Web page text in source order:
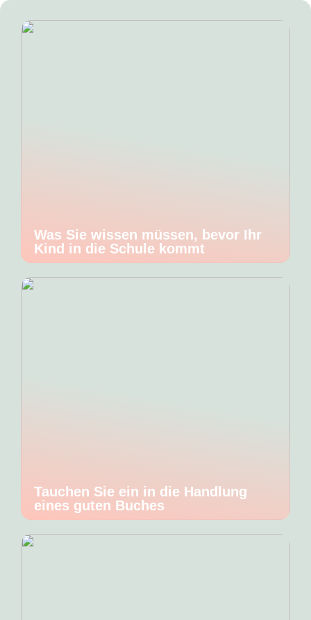
Was Sie wissen müssen, bevor Ihr
Kind in die Schule kommt
Tauchen Sie ein in die Handlung
eines guten Buches